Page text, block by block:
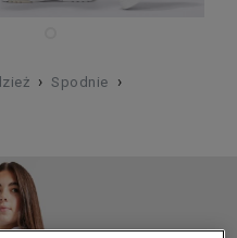
› Spodnie ›